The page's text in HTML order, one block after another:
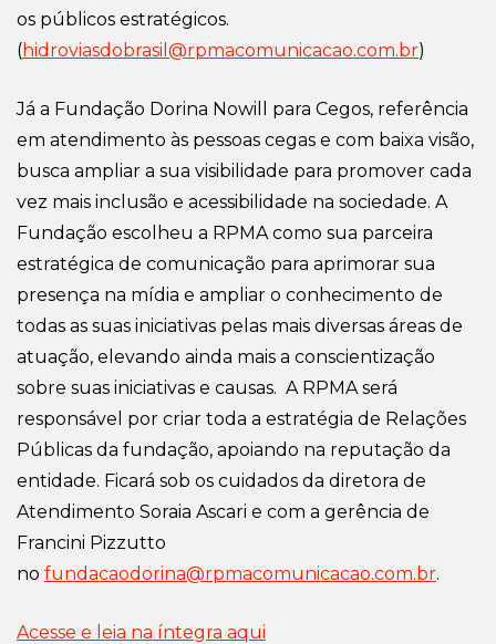
os públicos estratégicos.
(hidroviasdobrasil@rpmacomunicacao.com.br)
Já a Fundação Dorina Nowill para Cegos, referência
em atendimento às pessoas cegas e com baixa visão,
busca ampliar a sua visibilidade para promover cada
vez mais inclusão e acessibilidade na sociedade. A
Fundação escolheu a RPMA como sua parceira
estratégica de comunicação para aprimorar sua
presença na mídia e ampliar o conhecimento de
todas as suas iniciativas pelas mais diversas áreas de
atuação, elevando ainda mais a conscientização
sobre suas iniciativas e causas. A RPMA será
responsável por criar toda a estratégia de Relações
Públicas da fundação, apoiando na reputação da
entidade. Ficará sob os cuidados da diretora de
Atendimento Soraia Ascari e com a gerência de
Francini Pizzutto
no fundacaodorina@rpmacomunicacao.com.br.
Acesse e leia na íntegra aqui